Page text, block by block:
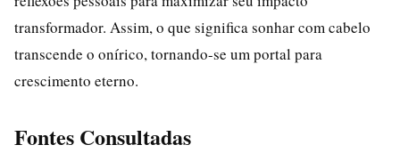
transformador. Assim, o que significa sonhar com cabelo
transcende o onírico, tornando-se um portal para
crescimento eterno.
Fontes Consultadas